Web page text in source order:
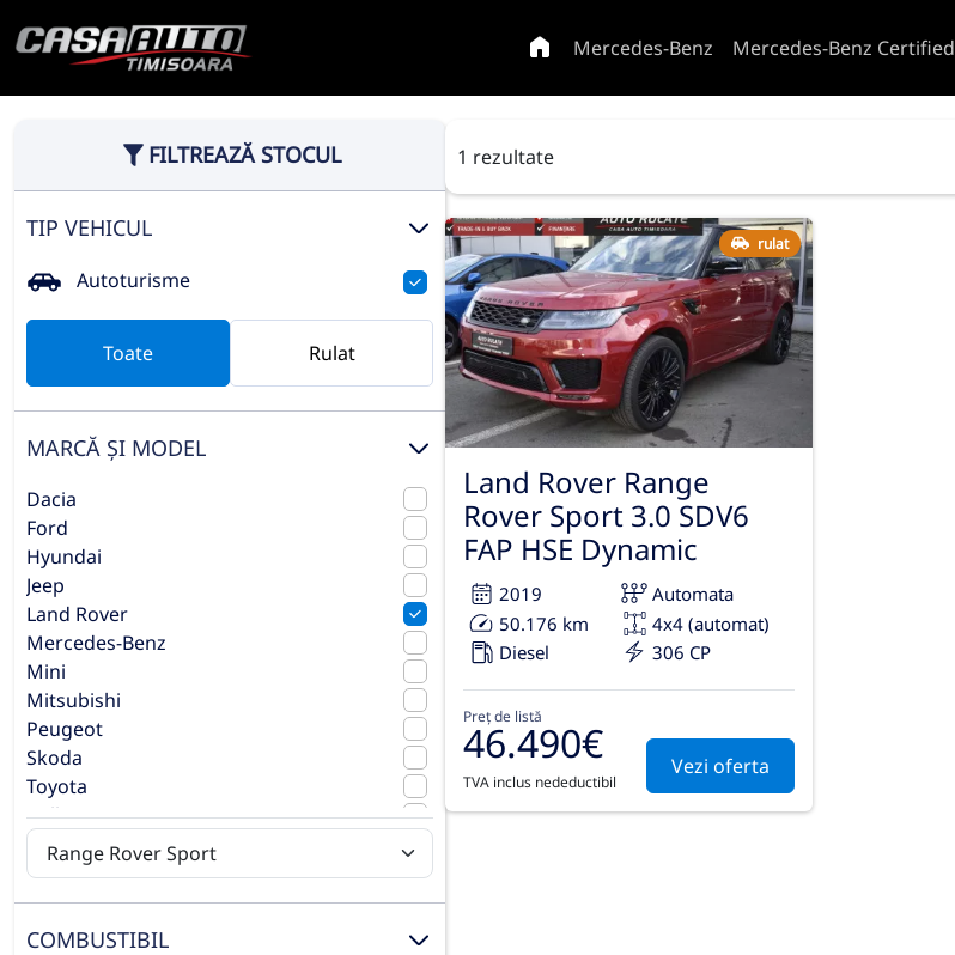
Mercedes-Benz Mercedes-Benz Certified
FILTREAZĂ STOCUL
TIP VEHICUL
Autoturisme
Toate Rulat
MARCĂ ȘI MODEL
Dacia
Ford
Hyundai
Jeep
Land Rover
Mercedes-Benz
Mini
Mitsubishi
Peugeot
Skoda
Toyota
Volkswagen
Volvo
COMBUSTIBIL
1 rezultate
rulat
Land Rover Range
Rover Sport 3.0 SDV6
FAP HSE Dynamic
2019
Automata
50.176 km
4x4 (automat)
Diesel
306 CP
Preț de listă
46.490€
TVA inclus nedeductibil
Vezi oferta